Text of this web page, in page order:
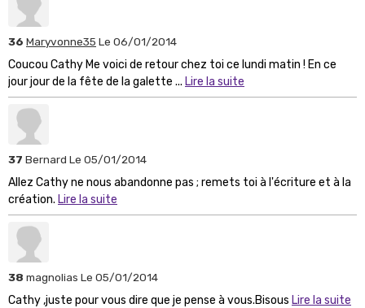
36 Maryvonne35 Le 06/01/2014
Coucou Cathy Me voici de retour chez toi ce lundi matin ! En ce
jour jour de la fête de la galette ... Lire la suite
37 Bernard Le 05/01/2014
Allez Cathy ne nous abandonne pas ; remets toi à l'écriture et à la
création. Lire la suite
38 magnolias Le 05/01/2014
Cathy ,juste pour vous dire que je pense à vous.Bisous Lire la suite